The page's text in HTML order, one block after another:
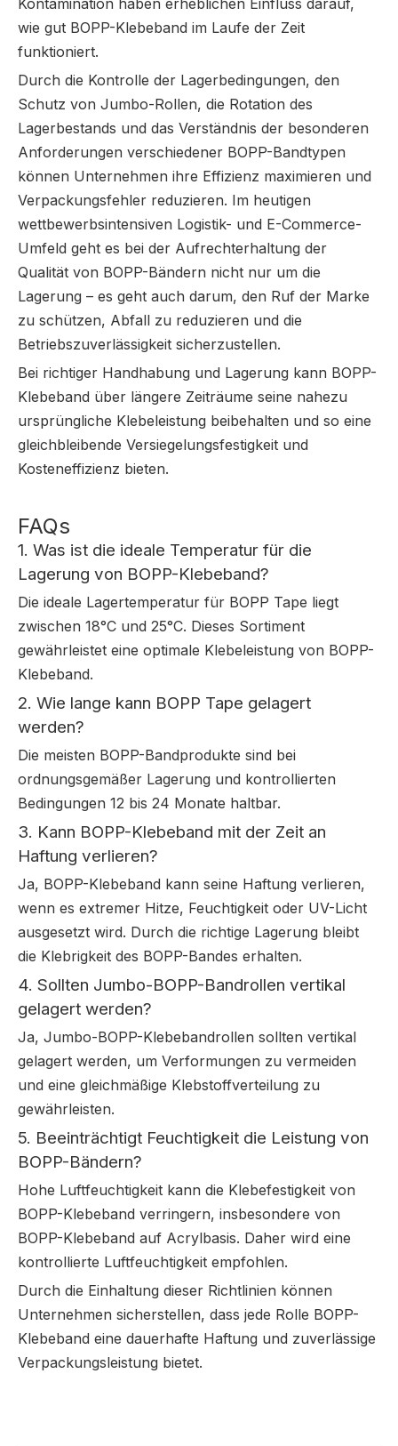
Kontamination haben erheblichen Einfluss darauf,
wie gut BOPP-Klebeband im Laufe der Zeit
funktioniert.
Durch die Kontrolle der Lagerbedingungen, den
Schutz von Jumbo-Rollen, die Rotation des
Lagerbestands und das Verständnis der besonderen
Anforderungen verschiedener BOPP-Bandtypen
können Unternehmen ihre Effizienz maximieren und
Verpackungsfehler reduzieren. Im heutigen
wettbewerbsintensiven Logistik- und E-Commerce-
Umfeld geht es bei der Aufrechterhaltung der
Qualität von BOPP-Bändern nicht nur um die
Lagerung – es geht auch darum, den Ruf der Marke
zu schützen, Abfall zu reduzieren und die
Betriebszuverlässigkeit sicherzustellen.
Bei richtiger Handhabung und Lagerung kann BOPP-
Klebeband über längere Zeiträume seine nahezu
ursprüngliche Klebeleistung beibehalten und so eine
gleichbleibende Versiegelungsfestigkeit und
Kosteneffizienz bieten.
FAQs
1. Was ist die ideale Temperatur für die
Lagerung von BOPP-Klebeband?
Die ideale Lagertemperatur für BOPP Tape liegt
zwischen 18°C ​​und 25°C. Dieses Sortiment
gewährleistet eine optimale Klebeleistung von BOPP-
Klebeband.
2. Wie lange kann BOPP Tape gelagert
werden?
Die meisten BOPP-Bandprodukte sind bei
ordnungsgemäßer Lagerung und kontrollierten
Bedingungen 12 bis 24 Monate haltbar.
3. Kann BOPP-Klebeband mit der Zeit an
Haftung verlieren?
Ja, BOPP-Klebeband kann seine Haftung verlieren,
wenn es extremer Hitze, Feuchtigkeit oder UV-Licht
ausgesetzt wird. Durch die richtige Lagerung bleibt
die Klebrigkeit des BOPP-Bandes erhalten.
4. Sollten Jumbo-BOPP-Bandrollen vertikal
gelagert werden?
Ja, Jumbo-BOPP-Klebebandrollen sollten vertikal
gelagert werden, um Verformungen zu vermeiden
und eine gleichmäßige Klebstoffverteilung zu
gewährleisten.
5. Beeinträchtigt Feuchtigkeit die Leistung von
BOPP-Bändern?
Hohe Luftfeuchtigkeit kann die Klebefestigkeit von
BOPP-Klebeband verringern, insbesondere von
BOPP-Klebeband auf Acrylbasis. Daher wird eine
kontrollierte Luftfeuchtigkeit empfohlen.
Durch die Einhaltung dieser Richtlinien können
Unternehmen sicherstellen, dass jede Rolle BOPP-
Klebeband eine dauerhafte Haftung und zuverlässige
Verpackungsleistung bietet.